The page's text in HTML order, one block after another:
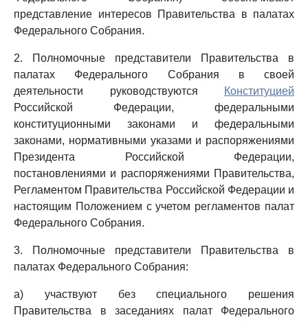
представление интересов Правительства в палатах
Федерального Собрания.
2. Полномочные представители Правительства в
палатах Федерального Собрания в своей
деятельности руководствуются
Конституцией
Российской Федерации, федеральными
конституционными законами и федеральными
законами, нормативными указами и распоряжениями
Президента Российской Федерации,
постановлениями и распоряжениями Правительства,
Регламентом Правительства Российской Федерации и
настоящим Положением с учетом регламентов палат
Федерального Собрания.
3. Полномочные представители Правительства в
палатах Федерального Собрания:
а) участвуют без специального решения
Правительства в заседаниях палат Федерального